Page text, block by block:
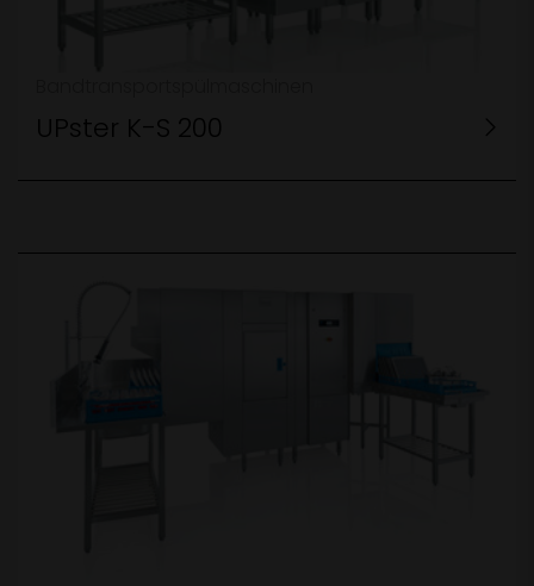
UPster K-S 200